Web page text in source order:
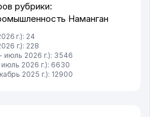
рубрики:
Наманган
г.): 24
г.): 228
июль 2026 г.): 3546
2026 г.): 6630
2025 г.): 12900